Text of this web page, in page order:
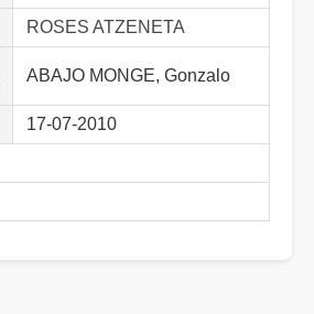
ROSES ATZENETA
ABAJO MONGE, Gonzalo
17-07-2010